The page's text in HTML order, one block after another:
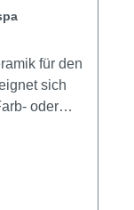
für den
sich
oder